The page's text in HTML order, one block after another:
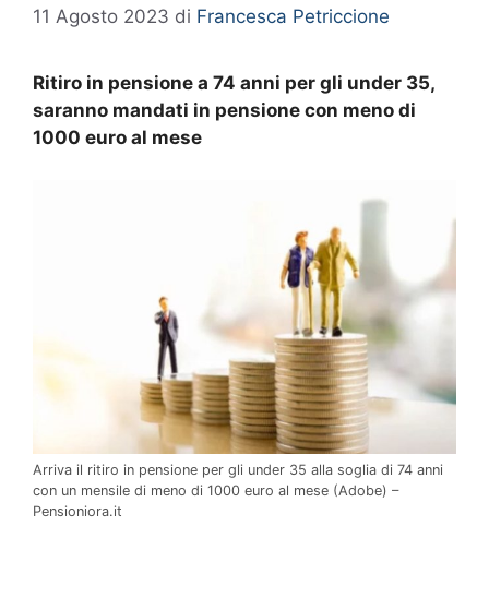
11 Agosto 2023 di Francesca Petriccione
Ritiro in pensione a 74 anni per gli under 35,
saranno mandati in pensione con meno di
1000 euro al mese
Arriva il ritiro in pensione per gli under 35 alla soglia di 74 anni
con un mensile di meno di 1000 euro al mese (Adobe) –
Pensioniora.it